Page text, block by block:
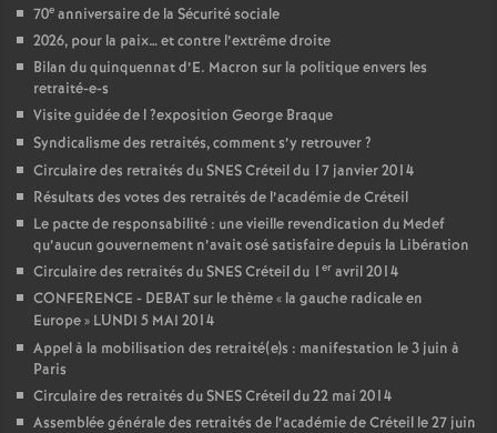
70e anniversaire de la Sécurité sociale
2026, pour la paix… et contre l’extrême droite
Bilan du quinquennat d’E. Macron sur la politique envers les
retraité-e-s
Visite guidée de l?exposition George Braque
Syndicalisme des retraités, comment s’y retrouver?
Circulaire des retraités duSNESCréteil du 17 janvier 2014
Résultats des votes des retraités de l’académie de Créteil
Le pacte de responsabilité : une vieille revendication du Medef
qu’aucun gouvernement n’avait osé satisfaire depuis la Libération
Circulaire des retraités duSNESCréteil du 1 er avril 2014
CONFERENCE - DEBATsur le thème « la gauche radicale en
Europe» LUNDI 5 MAI 2014
Appel à la mobilisation des retraité(e)s : manifestation le 3 juin à
Paris
Circulaire des retraités duSNESCréteil du 22 mai 2014
Assemblée générale des retraités de l’académie de Créteil le 27 juin